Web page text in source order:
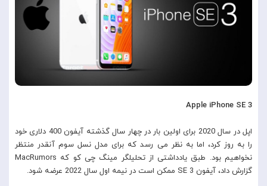
Apple iPhone SE 3
اپل در سال 2020 برای اولین بار در چهار سال گذشته آیفون 400 دلاری خود
را به روز کرد، اما به نظر می رسد که برای مدل نسل سوم آنقدر منتظر
نخواهیم بود. طبق یادداشتی از تحلیلگر مینگ چی کو که MacRumors
گزارش داد، آیفون SE 3 ممکن است در نیمه اول سال 2022 عرضه شود.